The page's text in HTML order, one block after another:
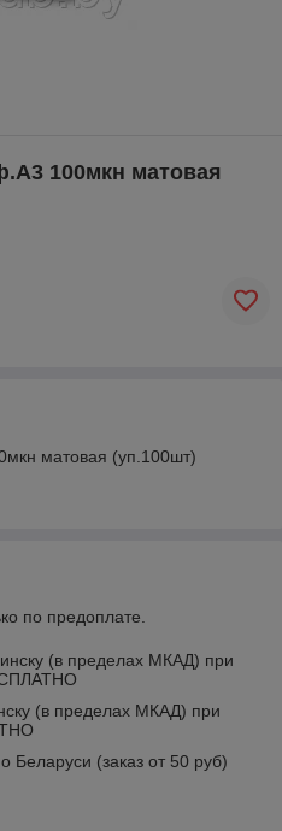
100мкн матовая
матовая (уп.100шт)
по предоплате.
(в пределах МКАД) при
(в пределах МКАД) при
Беларуси (заказ от 50 руб)